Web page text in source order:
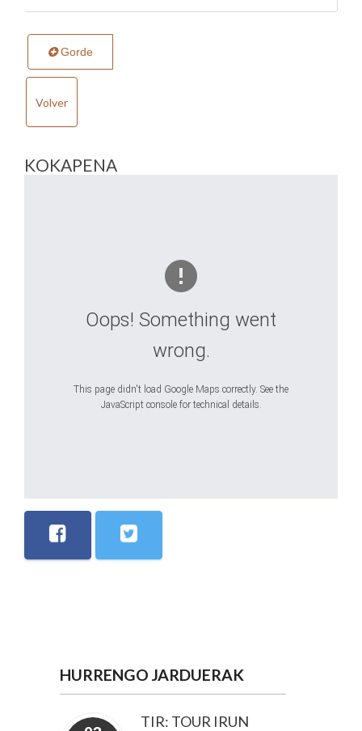
Gorde
Volver
KOKAPENA
Oops! Something went
wrong.
This page didn't load Google Maps correctly. See the
JavaScript console for technical details.
HURRENGO JARDUERAK
TIR: TOUR IRUN